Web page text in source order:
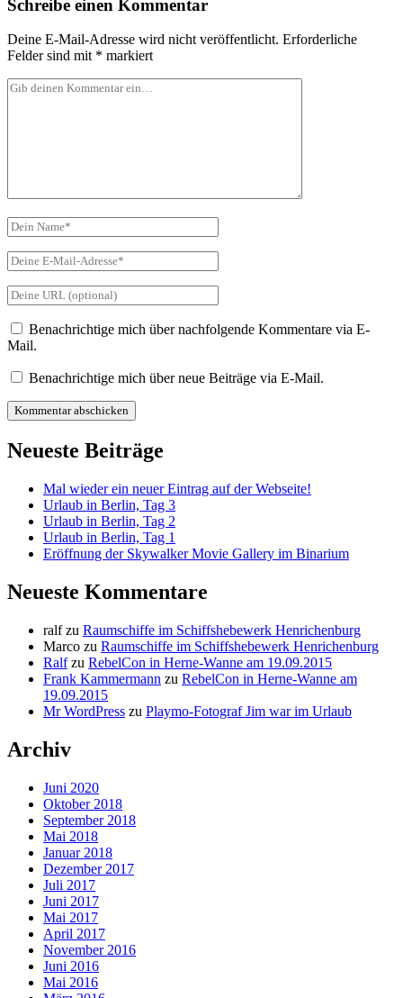
Schreibe einen Kommentar
Deine E-Mail-Adresse wird nicht veröffentlicht. Erforderliche
Felder sind mit * markiert
Dein
Dein
Name
Deine
E-
Mail-
Adresse
Deine
Website-
URLBenachrichtige mich über nachfolgende Kommentare via E-
Mail.
Benachrichtige mich über neue Beiträge via E-Mail.
Primäre
Neueste Beiträge
Mal wieder ein neuer Eintrag auf der Webseite!
Urlaub in Berlin, Tag 3
Urlaub in Berlin, Tag 2
Urlaub in Berlin, Tag 1
Eröffnung der Skywalker Movie Gallery im Binarium
Neueste Kommentare
ralfzu Raumschiffe im Schiffshebewerk Henrichenburg
Marco zu Raumschiffe im Schiffshebewerk Henrichenburg
Ralfzu RebelCon in Herne-Wanne am 19.09.2015
Frank Kammermann zu RebelCon in Herne-Wanne am
19.09.2015
Mr WordPress zu Playmo-Fotograf Jim war im Urlaub
Archiv
Juni 2020
Oktober 2018
September 2018
Mai 2018
Januar 2018
Dezember 2017
Juli 2017
Juni 2017
Mai 2017
April 2017
November 2016
Juni 2016
Mai 2016